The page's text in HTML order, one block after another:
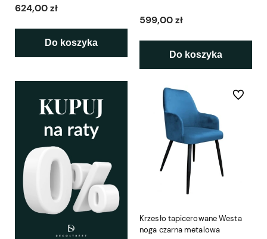
624,00 zł
Do koszyka
599,00 zł
Do koszyka
Krzesło tapicerowane Westa
noga czarna metalowa
Do